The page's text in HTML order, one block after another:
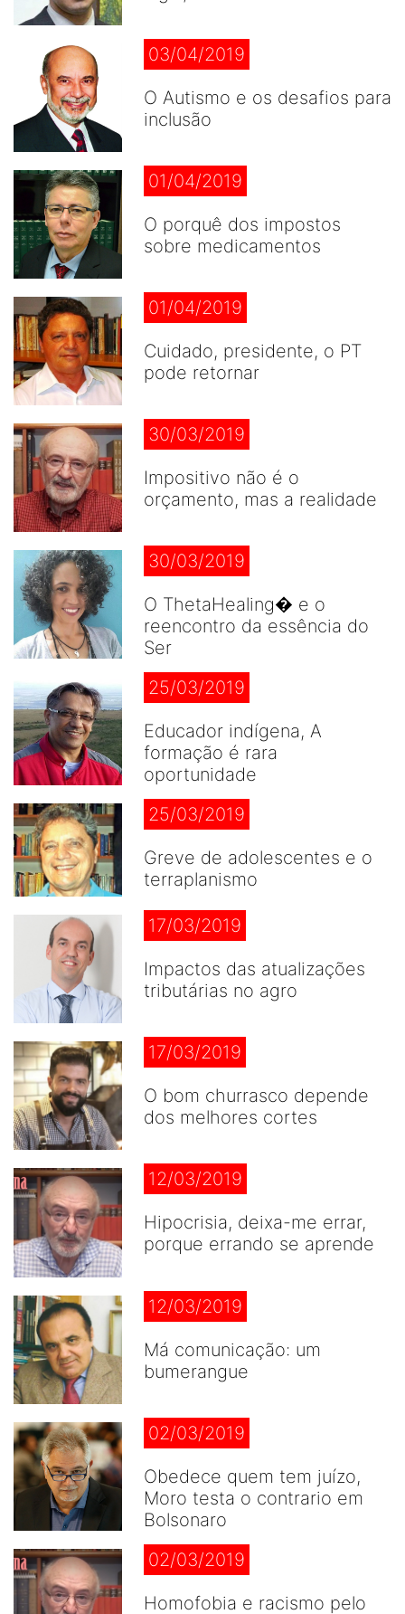
03/04/2019
O Autismo e os desafios para
inclusão
01/04/2019
O porquê dos impostos
sobre medicamentos
01/04/2019
Cuidado, presidente, o PT
pode retornar
30/03/2019
Impositivo não é o
orçamento, mas a realidade
30/03/2019
O ThetaHealing� e o
reencontro da essência do
Ser
25/03/2019
Educador indígena, A
formação é rara
oportunidade
25/03/2019
Greve de adolescentes e o
terraplanismo
17/03/2019
Impactos das atualizações
tributárias no agro
17/03/2019
O bom churrasco depende
dos melhores cortes
12/03/2019
Hipocrisia, deixa-me errar,
porque errando se aprende
12/03/2019
Má comunicação: um
bumerangue
02/03/2019
Obedece quem tem juízo,
Moro testa o contrario em
Bolsonaro
02/03/2019
Homofobia e racismo pelo